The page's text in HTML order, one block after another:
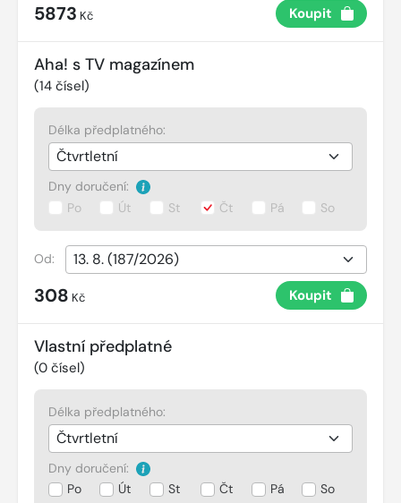
5873 Kč Koupit
Aha! s TV magazínem
(14 čísel)
Délka předplatného:
Dny doručení:
Po
Út St Čt Pá So
Od:
308 Kč Koupit
Vlastní předplatné
(0 čísel)
Délka předplatného:
Dny doručení:
Po
Út St Čt Pá So